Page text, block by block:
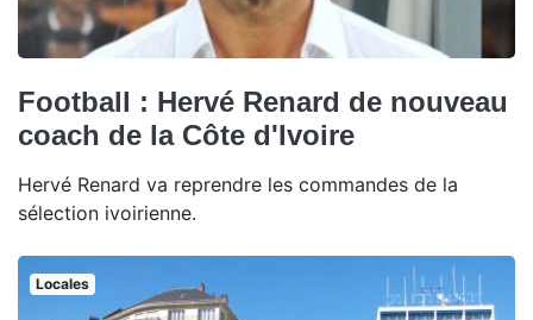
Football : Hervé Renard de nouveau
coach de la Côte d'Ivoire
Hervé Renard va reprendre les commandes de la
sélection ivoirienne.
Locales